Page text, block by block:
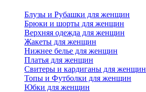
Блузы и Рубашки для женщин
Брюки и шорты для женщин
Верхняя одежда для женщин
Жакеты для женщин
Нижнее белье для женщин
Платья для женщин
Свитеры и кардиганы для женщин
Топы и Футболки для женщин
Юбки для женщин